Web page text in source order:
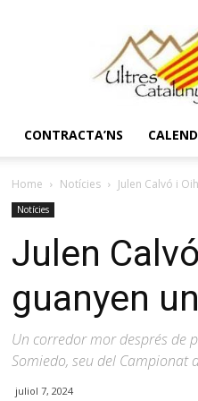
CONTRACTA’NS
Home Notícies Julen Calvó i
Notícies
Julen
guanyen
Un corredor mor després de
Somiedo, seu del Campionat
juliol 7, 2024